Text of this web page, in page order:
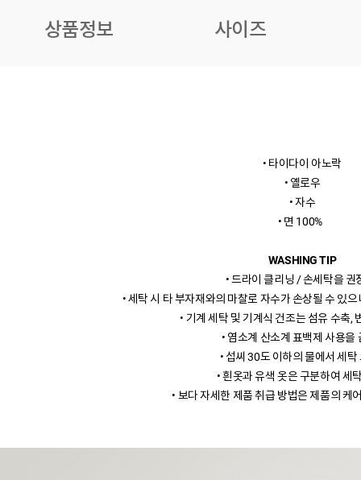
상품정보 사이즈
• 타이다이 아노락
• 옐로우
• 자수
• 면 100%
WASHING TIP
• 드라이 클리닝 / 손세탁을 권
• 세탁 시 타 부자재와의 마찰로 자수가 손상될 수 있
• 기계 세탁 및 기계식 건조는 섬유 수축,
• 염소계 산소계 표백제 사용을
• 섭씨 30도 이하의 물에서 세
• 흰옷과 유색 옷은 구분하여 세
• 보다 자세한 제품 취급 방법은 제품의 케